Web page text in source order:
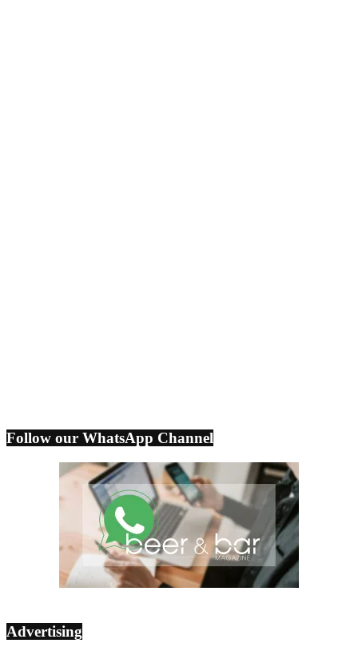
Follow our WhatsApp Channel
Advertising